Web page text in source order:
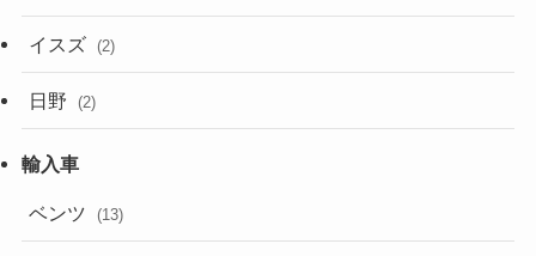
イスズ (2)
日野 (2)
ベンツ (13)